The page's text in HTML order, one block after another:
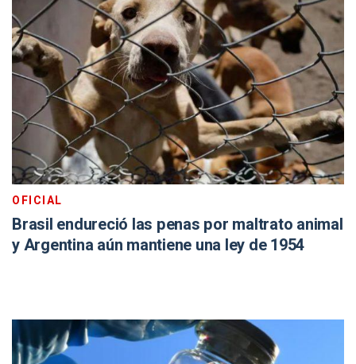
OFICIAL
Brasil endureció las penas por maltrato animal
y Argentina aún mantiene una ley de 1954